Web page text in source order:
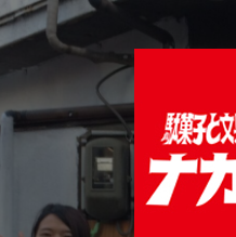
コ
ン
ン
ツ